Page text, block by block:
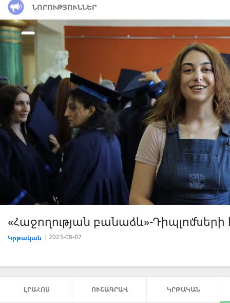
ՆՈՐՈՒԹՅՈՒՆՆԵՐ
«Հաջողության բանաձև»-Սոցիալ-
Կրթական 2023-07-26
ԼՐԱՀՈՍ ՈՒՇԱԳՐԱՎ ԿՐԹԱԿԱՆ